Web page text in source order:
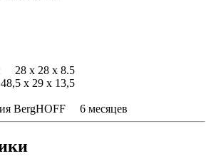
28 x 28 x 8.5
x 29 x 13,5
BergHOFF 6 месяцев